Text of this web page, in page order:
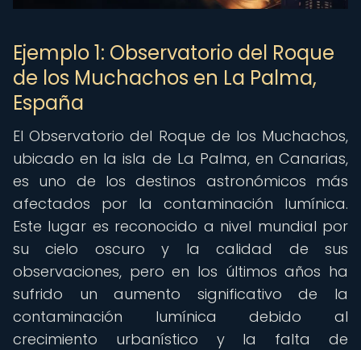
Ejemplo 1: Observatorio del Roque
de los Muchachos en La Palma,
España
El Observatorio del Roque de los Muchachos,
ubicado en la isla de La Palma, en Canarias,
es uno de los destinos astronómicos más
afectados por la contaminación lumínica.
Este lugar es reconocido a nivel mundial por
su cielo oscuro y la calidad de sus
observaciones, pero en los últimos años ha
sufrido un aumento significativo de la
contaminación lumínica debido al
crecimiento urbanístico y la falta de